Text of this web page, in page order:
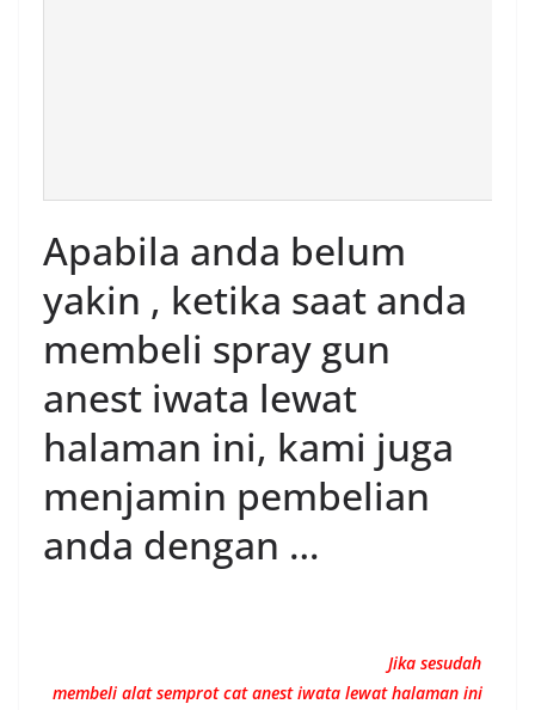
Apabila anda belum
yakin , ketika saat anda
membeli spray gun
anest iwata lewat
halaman ini, kami juga
menjamin pembelian
anda dengan …
Jika sesudah
membeli alat semprot cat anest iwata lewat halaman ini